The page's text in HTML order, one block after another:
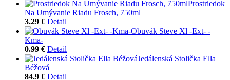
Prostriedok
Na Umývanie Riadu Frosch, 750ml
3.29 € Detail
Obuvák Steve Xl -Ext- -
Kma-
0.99 € Detail
Jedálenská Stolička Ella
Béžová
84.9 € Detail